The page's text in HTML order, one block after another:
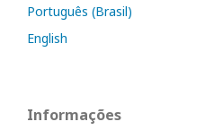
Português (Brasil)
English
Informações